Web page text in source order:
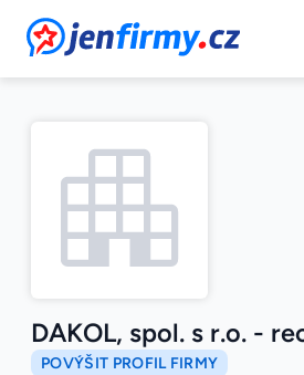
JenFirmy.cz
DAKOL, spol. s r.o. -
POVÝŠIT PROFIL FIRMY